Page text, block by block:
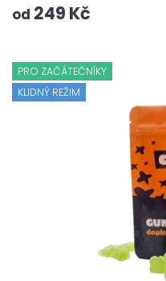
od 249 Kč
PRO ZAČÁTEČNÍKY
KLIDNÝ REŽIM